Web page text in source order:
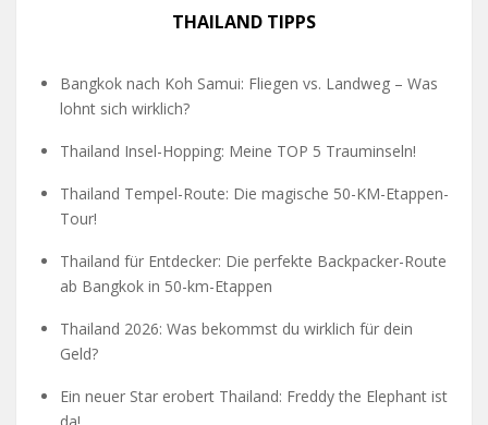
THAILAND TIPPS
Bangkok nach Koh Samui: Fliegen vs. Landweg – Was
lohnt sich wirklich?
Thailand Insel-Hopping: Meine TOP 5 Trauminseln!
Thailand Tempel-Route: Die magische 50-KM-Etappen-
Tour!
Thailand für Entdecker: Die perfekte Backpacker-Route
ab Bangkok in 50-km-Etappen
Thailand 2026: Was bekommst du wirklich für dein
Geld?
Ein neuer Star erobert Thailand: Freddy the Elephant ist